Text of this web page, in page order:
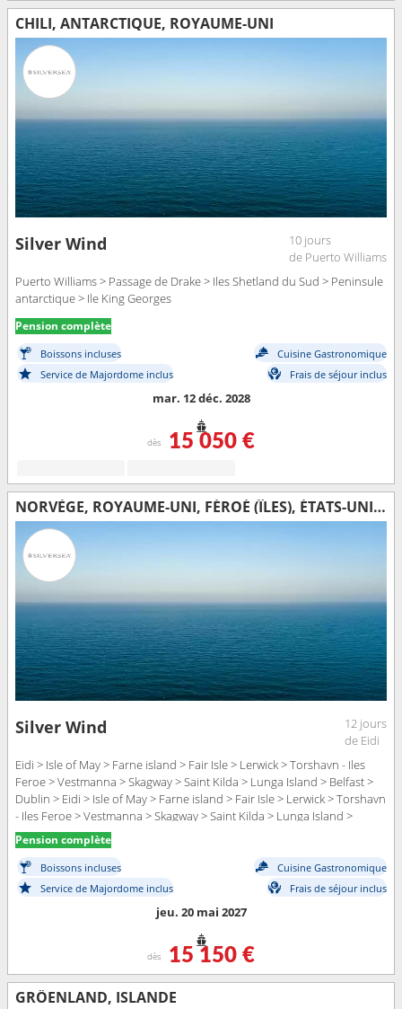
CHILI, ANTARCTIQUE, ROYAUME-UNI
Silver Wind
10 jours
de Puerto Williams
Puerto Williams > Passage de Drake > Iles Shetland du Sud > Peninsule
antarctique > Ile King Georges
Pension complète
Boissons incluses
Cuisine Gastronomique
Service de Majordome inclus
Frais de séjour inclus
mar. 12 déc. 2028
dès 15 050 €
NORVÈGE, ROYAUME-UNI, FÉROÉ (ÎLES), ÉTATS-UNIS, IRLANDE
Silver Wind
12 jours
de Eidi
Eidi > Isle of May > Farne island > Fair Isle > Lerwick > Torshavn - Iles
Feroe > Vestmanna > Skagway > Saint Kilda > Lunga Island > Belfast >
Dublin > Eidi > Isle of May > Farne island > Fair Isle > Lerwick > Torshavn
- Iles Feroe > Vestmanna > Skagway > Saint Kilda > Lunga Island >
Belfast > Dublin
Pension complète
Boissons incluses
Cuisine Gastronomique
Service de Majordome inclus
Frais de séjour inclus
jeu. 20 mai 2027
dès 15 150 €
GRÖENLAND, ISLANDE